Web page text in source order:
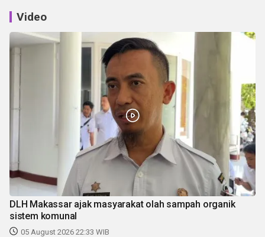
Video
DLH Makassar ajak masyarakat olah sampah organik
sistem komunal
05 August 2026 22:33 WIB